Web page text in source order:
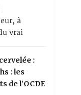
à
vrai
:
: les
de l’OCDE